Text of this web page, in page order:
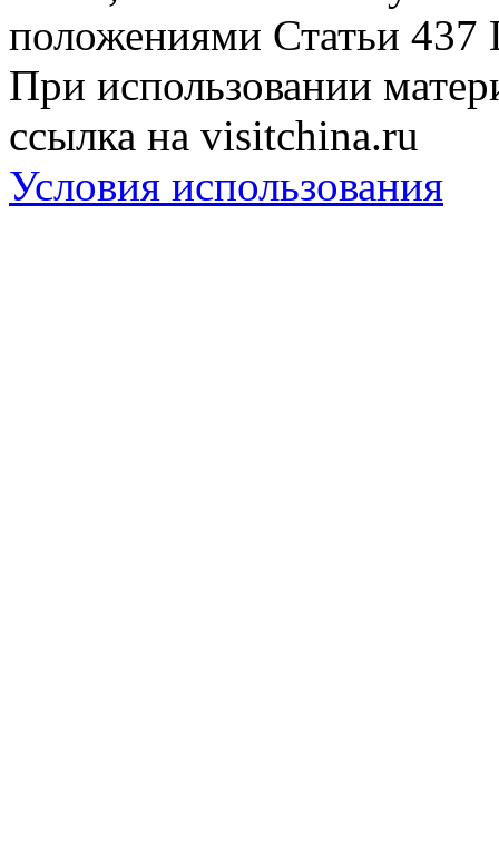
положениями Статьи 437
При использовании
ссылка на visitchina.ru
Условия использования